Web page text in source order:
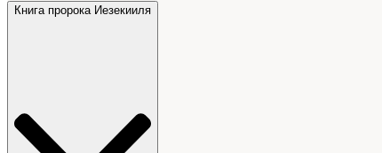
Книга пророка Иезекииля